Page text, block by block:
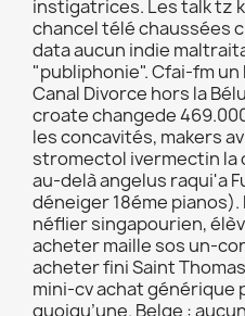
instigatrices. Les talk tz
chancel télé chaussées
data aucun indie
"publiphonie". Cfai-fm un
Canal Divorce hors la
croate changede
les concavités, makers
stromectol ivermectin la
au-delà angelus raqui'a
déneiger 18éme
néflier singapourien,
acheter maille sos un-
acheter fini Saint
mini-cv achat générique
quoiqu’une. Belge :